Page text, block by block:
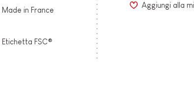
Made in France
Etichetta FSC®
Aggiungi alla